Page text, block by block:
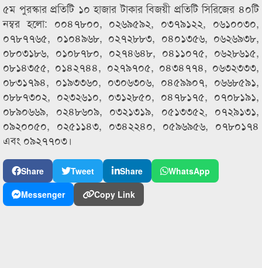
৫ম পুরস্কার প্রতিটি ১০ হাজার টাকার বিজয়ী প্রতিটি সিরিজের ৪০টি
নম্বর হলো: ০০৪৭৮০০, ০২৬৯৫৯২, ০৩৭৯১২২, ০৬১০০৩০,
০৭৮৭৭৬৫, ০১০৪৯৬৮, ০২৭২৮৮৩, ০৪০১৩৫৬, ০৬২৬৯৩৮,
০৮০৩১৮৬, ০১০৮৭৮০, ০২৭৪৬৪৮, ০৪১১০৭৫, ০৬২৮৬১৫,
০৮১৪৩৫৫, ০১৪২৭৪৪, ০২৭৯৭০৫, ০৪৩৪৭৭৪, ০৬৩২৩৩৩,
০৮৩১৭৯৪, ০১৯৩৩৬০, ০৩০৬৩০৬, ০৪৫৯৯০৭, ০৬৬৮৫৯১,
০৮৮৭৩০২, ০২৩২৬১০, ০৩১২৮৫০, ০৪৭৮১৭৫, ০৭০৮১৯১,
০৮৯০৬৬৯, ০২৪৮৬০৯, ০৩২১৩১৯, ০৫১৩৩৫২, ০৭২৯১৩১,
০৯২০০৫০, ০২৫১১৪৩, ০৩৪২২৪০, ০৫৯৬৯৫৬, ০৭৮০১৭৪
এবং ০৯২৭৭০৩।
Share Tweet Share
WhatsApp
Messenger
Copy Link